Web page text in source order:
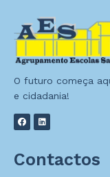
O futuro começa
e cidadania!
Contactos